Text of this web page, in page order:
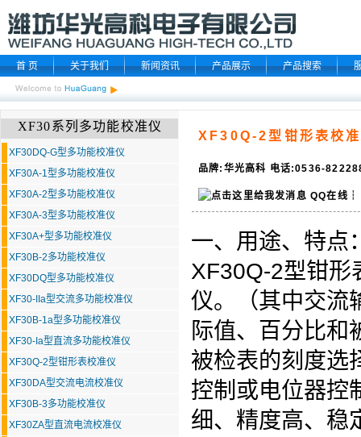
首 页 关于我们 新闻资讯 产品展示 产品搜索
XF30系列多功能校准仪
XF30DQ-G型多功能校准仪
XF30A-1型多功能校准仪
XF30A-2型多功能校准仪
XF30A-3型多功能校准仪
XF30A+型多功能校准仪
XF30B-2多功能校准仪
XF30DQ型多功能校准仪
XF30-IIa型交流多功能校准仪
XF30B-1a型多功能校准仪
XF30-Ia型直流多功能校准仪
XF30Q-2型钳形表校准仪
XF30DA型交流电流校准仪
XF30B-3多功能校准仪
XF30ZA型直流电流校准仪
XF30Q-2型钳形表校
品牌:华光高科 电话:0536-
QQ在线
一、用途、特点
XF30Q-2型钳形
仪。（其中交流
际值、百分比和
被检表的刻度选
控制或电位器控
细、精度高、稳